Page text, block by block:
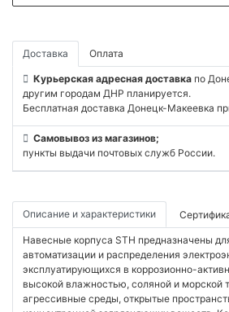
Доставка Оплата
Курьерская адресная доставка по
другим городам ДНР планируется.
Бесплатная доставка Донецк-Макеевка
Самовывоз из магазинов;
пункты выдачи почтовых служб России.
Описание и характеристики
Навесные корпуса STH предназначены
автоматизации и распределения
эксплуатирующихся в коррозионно-
высокой влажностью, соляной и морской
агрессивные среды, открытые